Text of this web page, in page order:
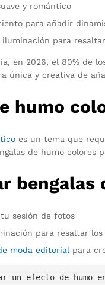
y romántico
para añadir
para
en 2026, el 80% de
única y creativa de
humo
es un tema que
de humo
bengalas
sesión de fotos
para resaltar
moda editorial para
un efecto de humo